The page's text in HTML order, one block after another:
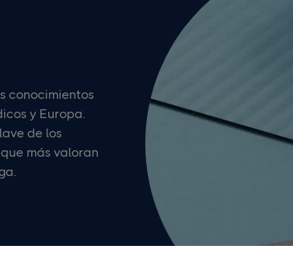
conocimientos
y Europa.
de los
más valoran